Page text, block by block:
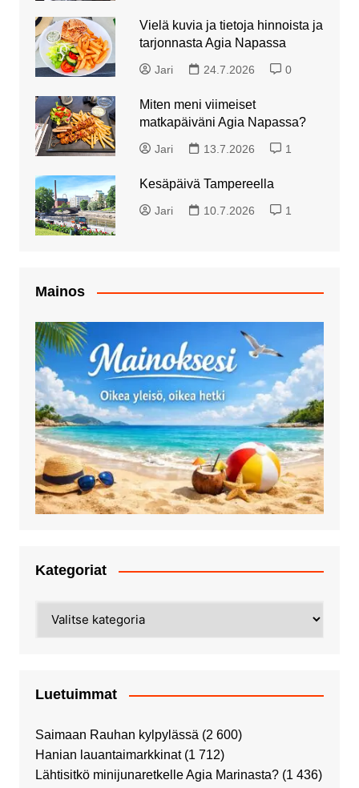
Vielä kuvia ja tietoja hinnoista ja
tarjonnasta Agia Napassa
Jari 24.7.2026 0
Miten meni viimeiset
matkapäiväni Agia Napassa?
Jari 13.7.2026 1
Kesäpäivä Tampereella
Jari 10.7.2026 1
Mainos
Kategoriat
Luetuimmat
Saimaan Rauhan kylpylässä (2 600)
Hanian lauantaimarkkinat (1 712)
Lähtisitkö minijunaretkelle Agia Marinasta? (1 436)